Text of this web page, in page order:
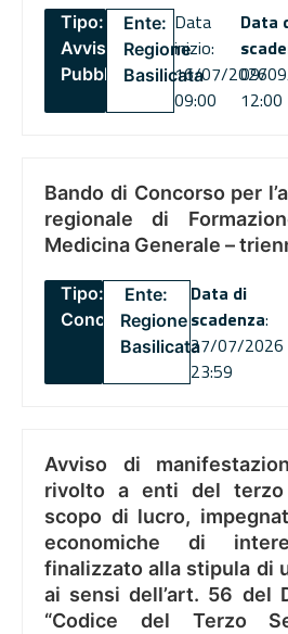
Tipo:
Avviso
Pubblico
Ente:
Regione
Basilicata
Data
inizio:
16/07/2026
09:00
Data
09/
12:00
Bando di Concorso per
regionale di
Medicina Generale –
Tipo:
Concorsi
Ente:
Regione
Basilicata
Data di
scadenza:
27/07/2026
23:59
Avviso di
rivolto a enti del terzo
scopo di lucro,
economiche di
finalizzato alla stipula di
ai sensi dell’art. 56 del
“Codice del Terzo